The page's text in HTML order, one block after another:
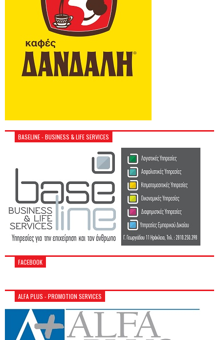
BASELINE - BUSINESS & LIFE SERVICES
FACEBOOK
ALFA PLUS - PROMOTION SERVICES